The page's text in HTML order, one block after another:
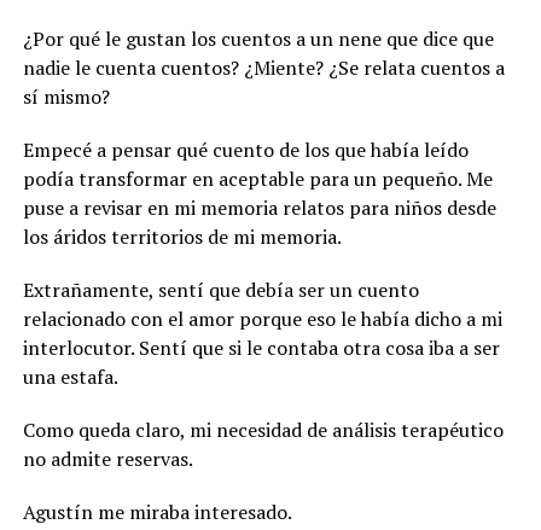
¿Por qué le gustan los cuentos a un nene que dice que
nadie le cuenta cuentos? ¿Miente? ¿Se relata cuentos a
sí mismo?
Empecé a pensar qué cuento de los que había leído
podía transformar en aceptable para un pequeño. Me
puse a revisar en mi memoria relatos para niños desde
los áridos territorios de mi memoria.
Extrañamente, sentí que debía ser un cuento
relacionado con el amor porque eso le había dicho a mi
interlocutor. Sentí que si le contaba otra cosa iba a ser
una estafa.
Como queda claro, mi necesidad de análisis terapéutico
no admite reservas.
Agustín me miraba interesado.